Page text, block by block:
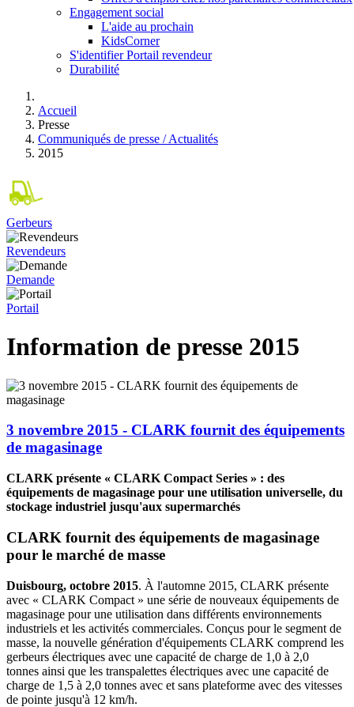
Engagement social
L'aide au prochain
KidsCorner
S'identifier Portail revendeur
Durabilité
Accueil
Presse
Communiqués de presse / Actualités
2015
Gerbeurs
Revendeurs
Demande
Portail
Information de presse 2015
3 novembre 2015 - CLARK fournit des équipements
de magasinage
CLARK présente « CLARK Compact Series » : des
équipements de magasinage pour une utilisation universelle, du
stockage industriel jusqu'aux supermarchés
CLARK fournit des équipements de magasinage
pour le marché de masse
Duisbourg, octobre 2015. À l'automne 2015, CLARK présente
avec « CLARK Compact » une série de nouveaux équipements de
magasinage pour une utilisation dans différents environnements
industriels et les activités commerciales. Conçus pour le segment de
masse, la nouvelle génération d'équipements CLARK comprend les
gerbeurs électriques avec une capacité de charge de 1,0 à 2,0
tonnes ainsi que les transpalettes électriques avec une capacité de
charge de 1,5 à 2,0 tonnes avec et sans plateforme avec des vitesses
de pointe jusqu'à 12 km/h.